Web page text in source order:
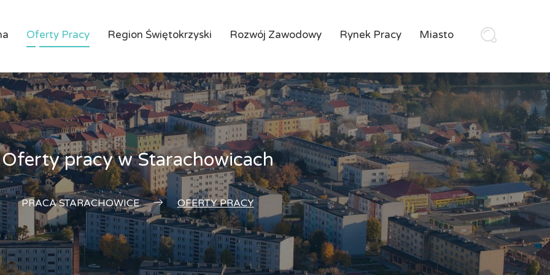
Oferty Pracy Region Świętokrzyski Rozwój Zawodowy Rynek Pracy Miasto
Oferty pracy w Starachowicach
PRACA STARACHOWICE OFERTY PRACY